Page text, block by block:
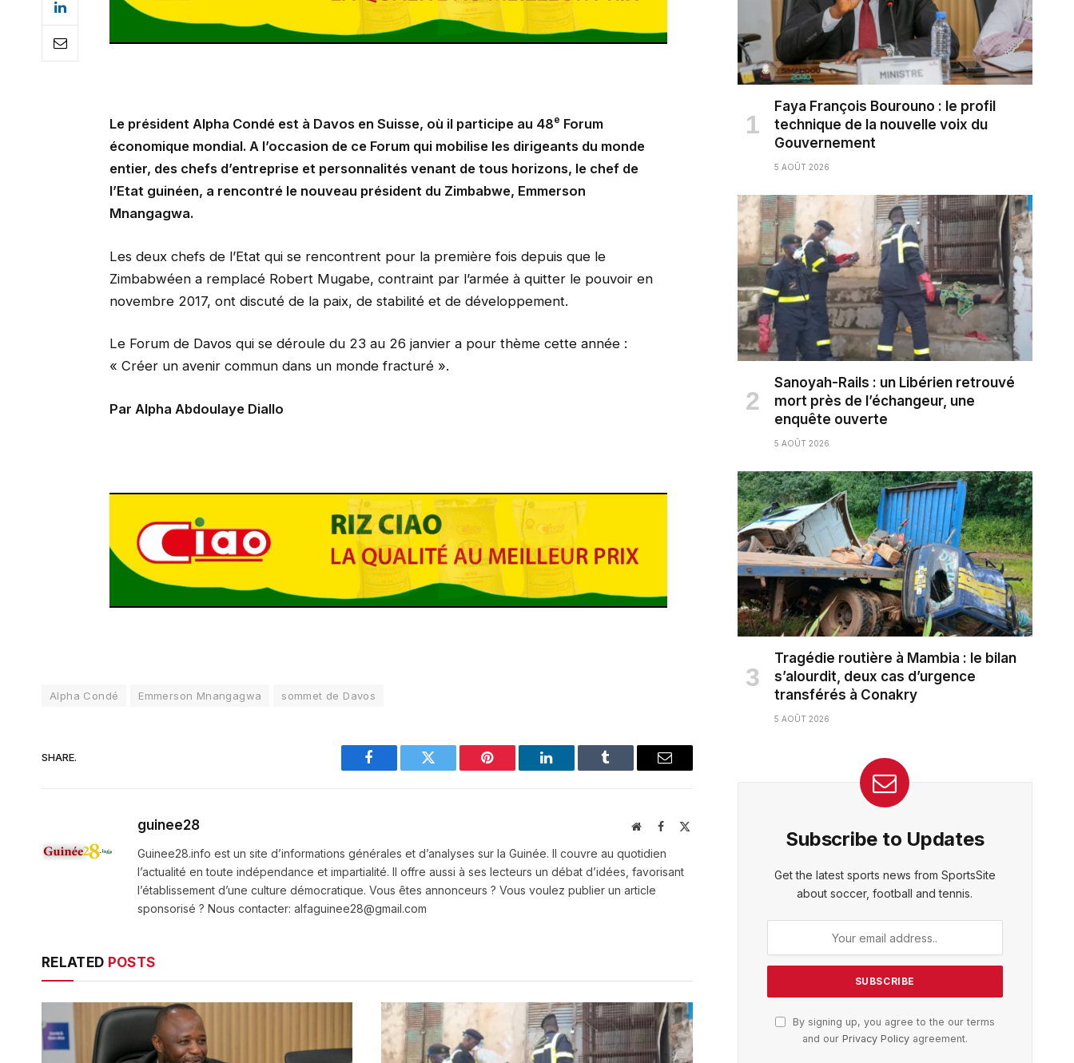
Le président Alpha Condé est à Davos en Suisse, où il participe au 48e Forum
économique mondial. A l’occasion de ce Forum qui mobilise les dirigeants du monde
entier, des chefs d’entreprise et personnalités venant de tous horizons, le chef de
l’Etat guinéen, a rencontré le nouveau président du Zimbabwe, Emmerson
Mnangagwa.
Les deux chefs de l’Etat qui se rencontrent pour la première fois depuis que le
Zimbabwéen a remplacé Robert Mugabe, contraint par l’armée à quitter le pouvoir en
novembre 2017, ont discuté de la paix, de stabilité et de développement.
Le Forum de Davos qui se déroule du 23 au 26 janvier a pour thème cette année :
« Créer un avenir commun dans un monde fracturé ».
Par Alpha Abdoulaye Diallo
Alpha Condé Emmerson Mnangagwa sommet de Davos
SHARE.
Facebook Twitter Pinterest LinkedIn Tumblr Email
guinee28 WebsiteFacebook
X
Guinee28.info est un site d’informations générales et d’analyses sur la Guinée. Il couvre au quotidien
l’actualité en toute indépendance et impartialité. Il offre aussi à ses lecteurs un débat d’idées, favorisant
l’établissement d’une culture démocratique. Vous êtes annonceurs ? Vous voulez publier un article
sponsorisé ? Nous contacter: alfaguinee28@gmail.com
RELATED POSTS
Faya François Bourouno : le profil
technique de la nouvelle voix du
Gouvernement
5 AOÛT 2026
Sanoyah-Rails : un Libérien retrouvé
mort près de l’échangeur, une
enquête ouverte
5 AOÛT 2026
Tragédie routière à Mambia : le bilan
s’alourdit, deux cas d’urgence
transférés à Conakry
5 AOÛT 2026
Subscribe to Updates
Get the latest sports news from SportsSite
about soccer, football and tennis.
By signing up, you agree to the our terms
and our Privacy Policyagreement.